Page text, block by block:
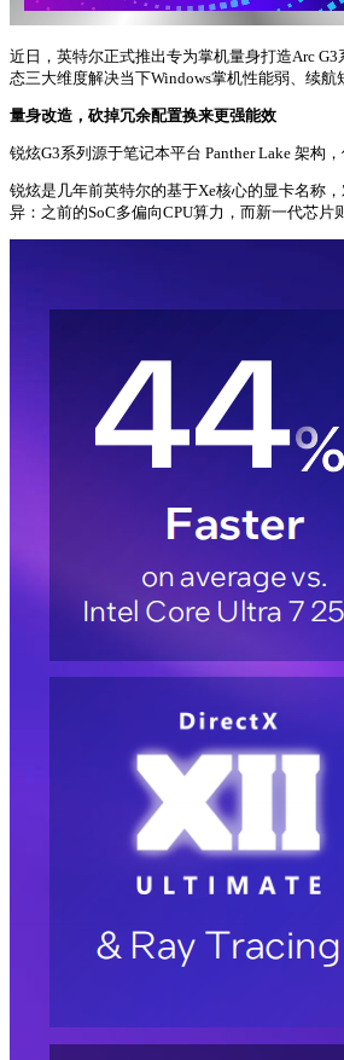
近日，英特尔正式推出专为掌机量身打造Arc
态三大维度解决当下Windows掌机性能弱、续
量身改造，砍掉冗余配置换来更强能效
锐炫G3系列源于笔记本平台 Panther Lake 架构
锐炫是几年前英特尔的基于Xe核心的显卡名称
异：之前的SoC多偏向CPU算力，而新一代芯